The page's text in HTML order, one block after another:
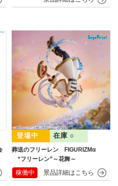
葬送のフリーレン FIGURIZMα
“フリーレン”～花舞～
在庫 ○
稼働中